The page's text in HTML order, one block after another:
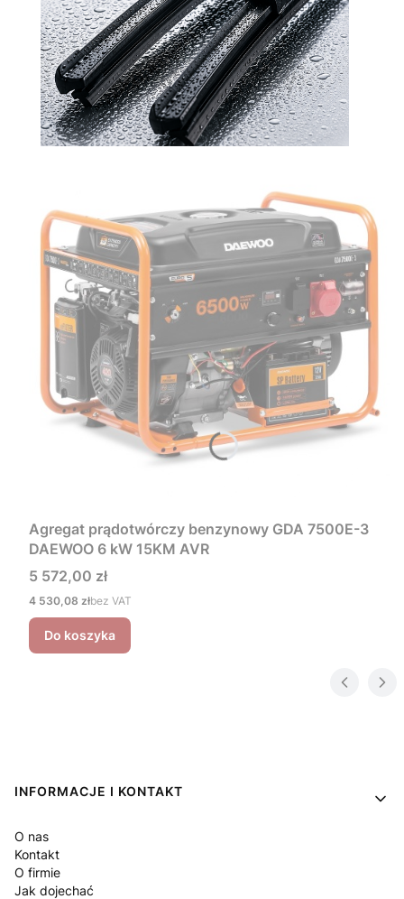
Agregat prądotwórczy benzynowy GDA 7500E-3
DAEWOO 6 kW 15KM AVR
Cena
5 572,00 zł
Cena
4 530,08 złbez VAT
Do koszyka
Linki w stopce
INFORMACJE I KONTAKT
O nas
Kontakt
O firmie
Jak dojechać